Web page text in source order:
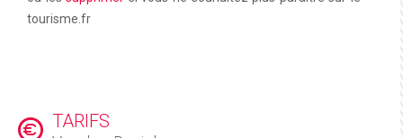
tourisme.fr
TARIFS